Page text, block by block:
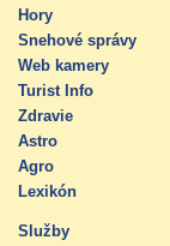
Hory
Snehové správy
Web kamery
Turist Info
Zdravie
Astro
Agro
Lexikón
Služby